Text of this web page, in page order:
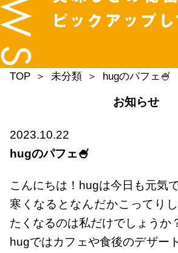
TOP 未分類 hugのパフェ🍧
お知らせ
2023.10.22
hugのパフェ🍧
こんにちは！hugは今日も元気
寒くなるとなんだかこってり
たくなるのは私だけでしょうか
hugではカフェや食後のデザー